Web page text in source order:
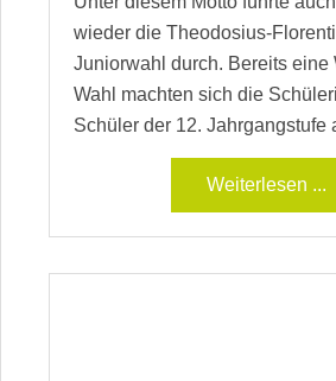
wieder die Theodosius-
Juniorwahl durch. Bereits eine
Wahl machten sich die
Schüler der 12. Jahrgangstufe
Weiterlesen ...